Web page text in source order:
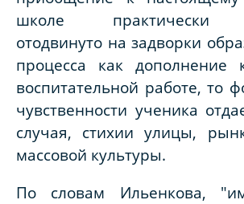
школе практически
отодвинуто на задворки
процесса как
воспитательной работе, то
чувственности ученика
случая, стихии улицы,
массовой культуры.
По словам Ильенкова,